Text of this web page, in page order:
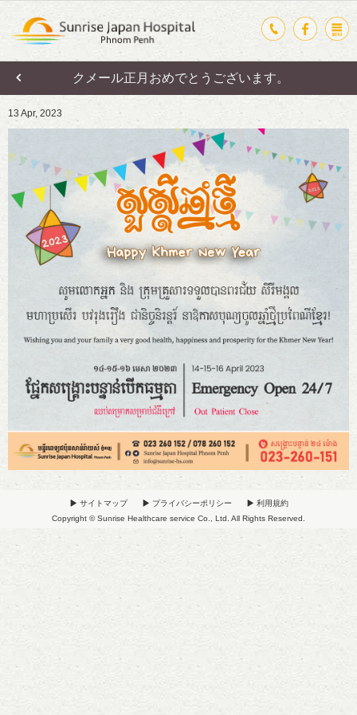
クメール正月おめでとうございます。
13 Apr, 2023
サイトマップ プライバシーポリシー
利用規約
Copyright © Sunrise Healthcare service Co., Ltd. All Rights Reserved.